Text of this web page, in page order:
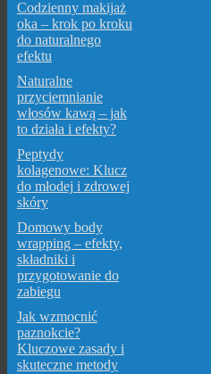
Codzienny makijaż
oka – krok po kroku
do naturalnego
efektu
Naturalne
przyciemnianie
włosów kawą – jak
to działa i efekty?
Peptydy
kolagenowe: Klucz
do młodej i zdrowej
skóry
Domowy body
wrapping – efekty,
składniki i
przygotowanie do
zabiegu
Jak wzmocnić
paznokcie?
Kluczowe zasady i
skuteczne metody